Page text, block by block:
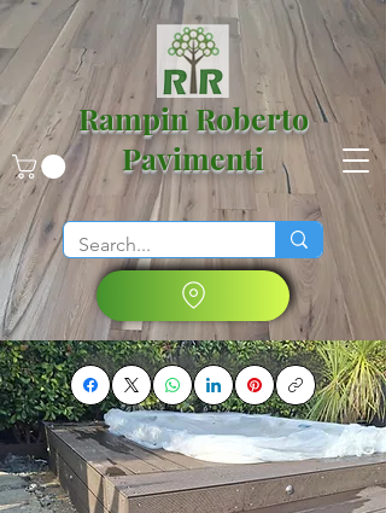
Rampin Roberto
Pavimenti